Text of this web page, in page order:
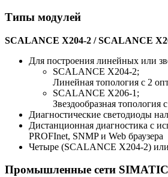
Типы модулей
SCALANCE X204-2 / SCALANCE
Для построения линейных или
SCALANCE X204-2;
Линейная топология с 2
SCALANCE X206-1;
Звездообразная
Диагностические светодиоды
Дистанционная диагностика с
PROFInet, SNMP и Web браузера
Четыре (SCALANCE X204-2) или
Промышленные сети